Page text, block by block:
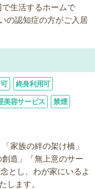
生活するホームで
の認知症の方がご入居
終身利用可
美容サービス 禁煙
家族の絆の架け橋」
創造」「無上意のサー
とし、わが家にいるよ
します。